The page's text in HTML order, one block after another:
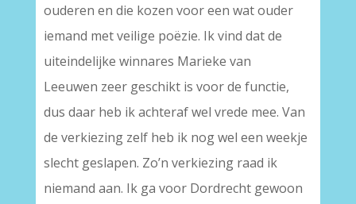
ouderen en die kozen voor een wat ouder
iemand met veilige poëzie. Ik vind dat de
uiteindelijke winnares Marieke van
Leeuwen zeer geschikt is voor de functie,
dus daar heb ik achteraf wel vrede mee. Van
de verkiezing zelf heb ik nog wel een weekje
slecht geslapen. Zo’n verkiezing raad ik
niemand aan. Ik ga voor Dordrecht gewoon